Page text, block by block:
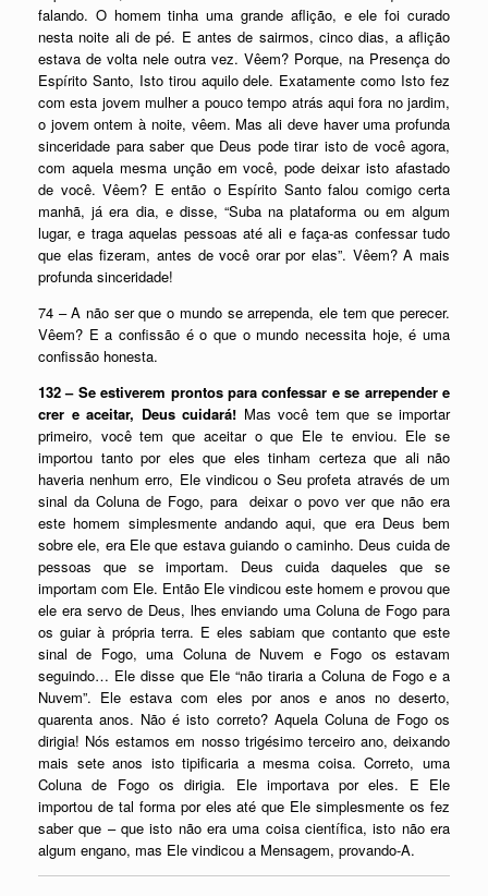
falando. O homem tinha uma grande aflição, e ele foi curado
nesta noite ali de pé. E antes de sairmos, cinco dias, a aflição
estava de volta nele outra vez. Vêem? Porque, na Presença do
Espírito Santo, Isto tirou aquilo dele. Exatamente como Isto fez
com esta jovem mulher a pouco tempo atrás aqui fora no jardim,
o jovem ontem à noite, vêem. Mas ali deve haver uma profunda
sinceridade para saber que Deus pode tirar isto de você agora,
com aquela mesma unção em você, pode deixar isto afastado
de você. Vêem? E então o Espírito Santo falou comigo certa
manhã, já era dia, e disse, “Suba na plataforma ou em algum
lugar, e traga aquelas pessoas até ali e faça-as confessar tudo
que elas fizeram, antes de você orar por elas”. Vêem? A mais
profunda sinceridade!
74 – A não ser que o mundo se arrependa, ele tem que perecer.
Vêem? E a confissão é o que o mundo necessita hoje, é uma
confissão honesta.
132 – Se estiverem prontos para confessar e se arrepender e
crer e aceitar, Deus cuidará! Mas você tem que se importar
primeiro, você tem que aceitar o que Ele te enviou. Ele se
importou tanto por eles que eles tinham certeza que ali não
haveria nenhum erro, Ele vindicou o Seu profeta através de um
sinal da Coluna de Fogo, para deixar o povo ver que não era
este homem simplesmente andando aqui, que era Deus bem
sobre ele, era Ele que estava guiando o caminho. Deus cuida de
pessoas que se importam. Deus cuida daqueles que se
importam com Ele. Então Ele vindicou este homem e provou que
ele era servo de Deus, lhes enviando uma Coluna de Fogo para
os guiar à própria terra. E eles sabiam que contanto que este
sinal de Fogo, uma Coluna de Nuvem e Fogo os estavam
seguindo… Ele disse que Ele “não tiraria a Coluna de Fogo e a
Nuvem”. Ele estava com eles por anos e anos no deserto,
quarenta anos. Não é isto correto? Aquela Coluna de Fogo os
dirigia! Nós estamos em nosso trigésimo terceiro ano, deixando
mais sete anos isto tipificaria a mesma coisa. Correto, uma
Coluna de Fogo os dirigia. Ele importava por eles. E Ele
importou de tal forma por eles até que Ele simplesmente os fez
saber que – que isto não era uma coisa científica, isto não era
algum engano, mas Ele vindicou a Mensagem, provando-A.